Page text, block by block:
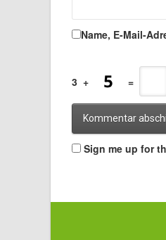
Name, E-Mail-
3 + =
Sign me up for